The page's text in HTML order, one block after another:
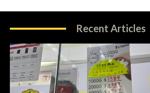
Recent Articles